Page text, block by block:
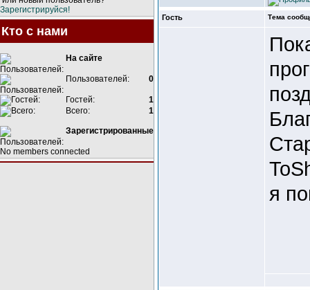
Зарегистрируйся!
Кто с нами
На сайте
Пользователей: 0
Гостей:
1
Всего:
1
Зарегистрированные
No members connected
Гость Тема
я